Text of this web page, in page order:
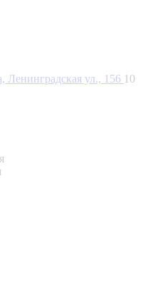
Ленинградская ул., 156 10